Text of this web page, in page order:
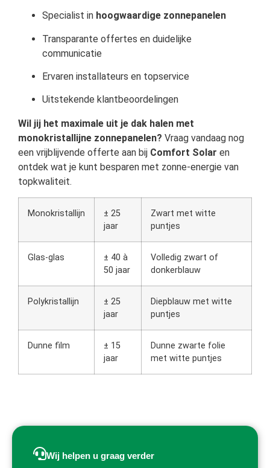
Specialist in hoogwaardige zonnepanelen
Transparante offertes en duidelijke
communicatie
Ervaren installateurs en topservice
Uitstekende klantbeoordelingen
Wil jij het maximale uit je dak halen met
monokristallijne zonnepanelen? Vraag vandaag nog
een vrijblijvende offerte aan bij Comfort Solar en
ontdek wat je kunt besparen met zonne-energie van
topkwaliteit.
Monokristallijn
± 25
jaar
Zwart met witte
puntjes
Glas-glas
± 40 à
50 jaar
Volledig zwart of
donkerblauw
Polykristallijn
± 25
jaar
Diepblauw met witte
puntjes
Dunne film
± 15
jaar
Dunne zwarte folie
met witte puntjes
Wij helpen u graag verder